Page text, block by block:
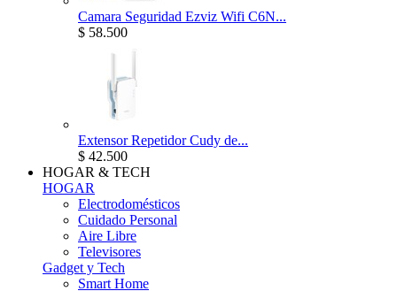
Camara Seguridad Ezviz Wifi C6N...
$ 58.500
Extensor Repetidor Cudy de...
$ 42.500
HOGAR & TECH
HOGAR
Electrodomésticos
Cuidado Personal
Aire Libre
Televisores
Gadget y Tech
Smart Home